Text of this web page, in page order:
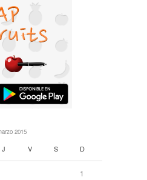
2015
J V S D
1